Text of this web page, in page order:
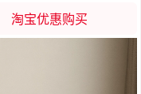
淘宝优惠购买